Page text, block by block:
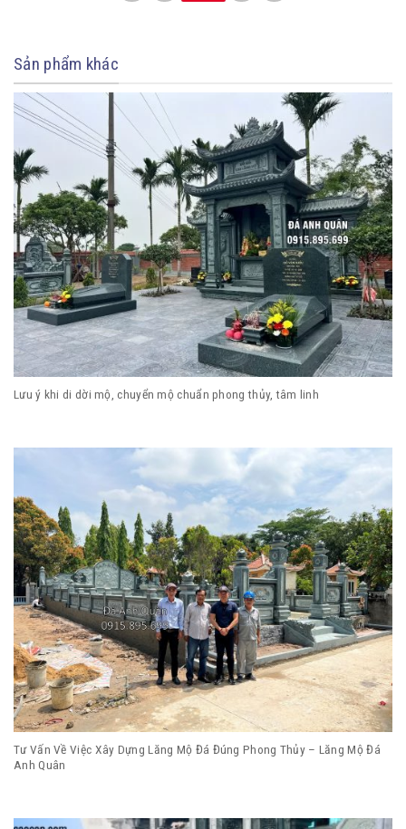
Sản phẩm khác
Lưu ý khi di dời mộ, chuyển mộ chuẩn phong thủy, tâm linh
Tư Vấn Về Việc Xây Dựng Lăng Mộ Đá Đúng Phong Thủy – Lăng Mộ Đá
Anh Quân